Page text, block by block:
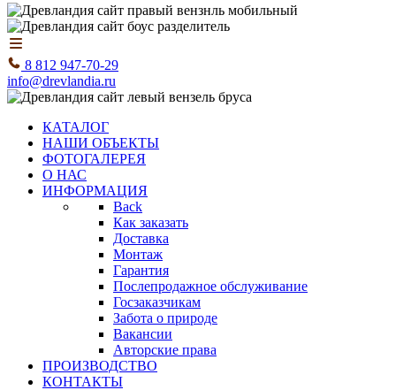
8 812 947-70-29
info@drevlandia.ru
КАТАЛОГ
НАШИ ОБЪЕКТЫ
ФОТОГАЛЕРЕЯ
О НАС
ИНФОРМАЦИЯ
Back
Как заказать
Доставка
Монтаж
Гарантия
Послепродажное обслуживание
Госзаказчикам
Забота о природе
Вакансии
Авторские права
ПРОИЗВОДСТВО
КОНТАКТЫ